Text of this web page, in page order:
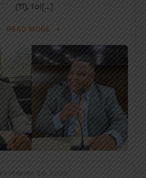
(11), foi[…]
READ MORE
FEVEREIRO 26, 2025